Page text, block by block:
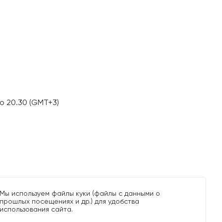
20.30 (GMT+3)
Мы используем файлы куки (файлы с данными о
прошлых посещениях и др.) для удобства
использования сайта.